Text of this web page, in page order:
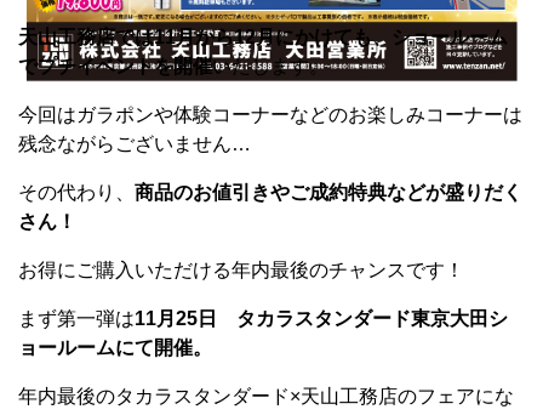
天山工務店では11月から12月にかけても、ショールーム
でプチイベントを開催いたします。
今回はガラポンや体験コーナーなどのお楽しみコーナーは
残念ながらございません…
その代わり、 商品のお値引きやご成約特典などが盛りだく
さん！
お得にご購入いただける年内最後のチャンスです！
まず第一弾は11月25日 タカラスタンダード東京大田シ
ョールームにて開催。
年内最後のタカラスタンダード×天山工務店のフェアにな